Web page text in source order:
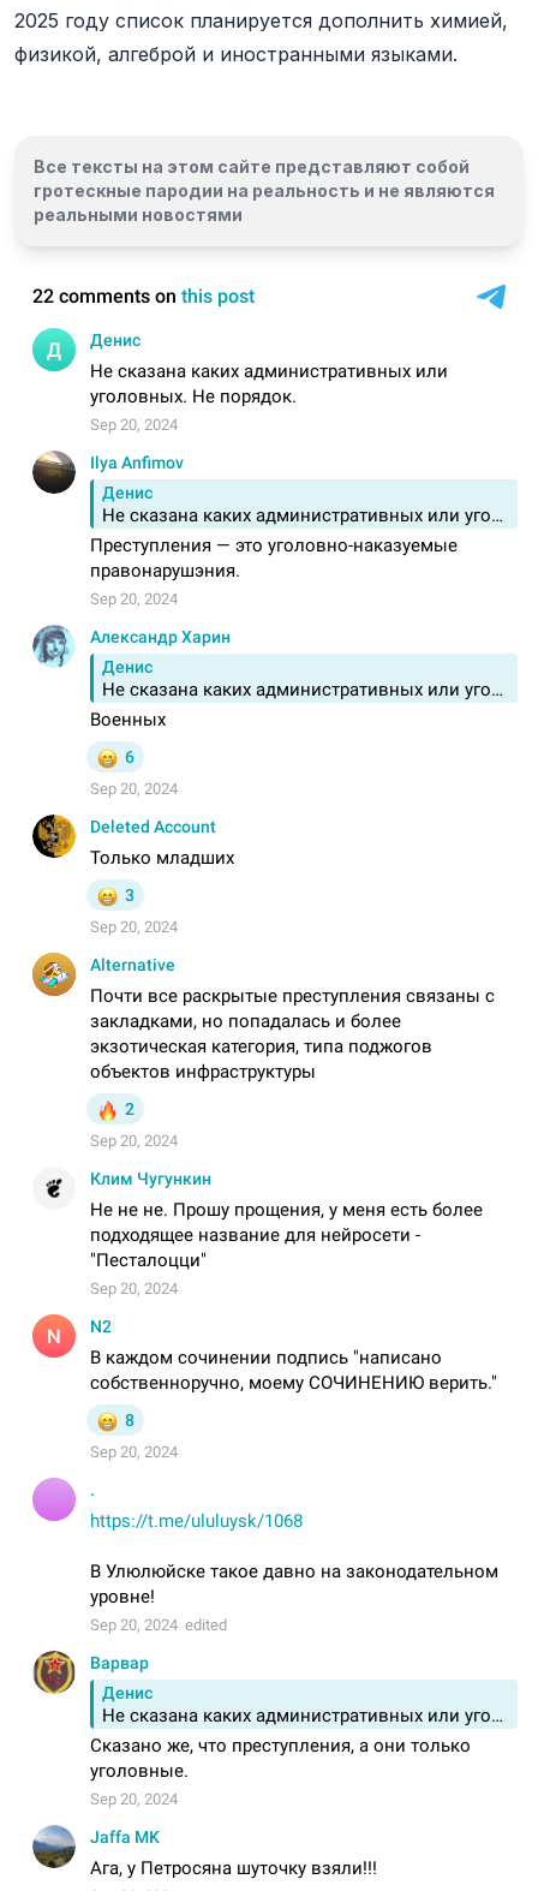
2025 году список планируется дополнить химией,
физикой, алгеброй и иностранными языками.
Все тексты на этом сайте представляют собой
гротескные пародии на реальность и не являются
реальными новостями